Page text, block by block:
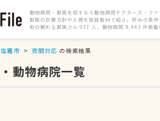
動物病院・獣医を探すなら動物病院ドクターズ・ファ
獣医の診療方針や人柄を独自取材で紹介。好みの条件
街の頼れる獣医さん 937 人、動物病院 9,443 件掲
塩竈市 夜間対応 の検索結果
動物病院一覧